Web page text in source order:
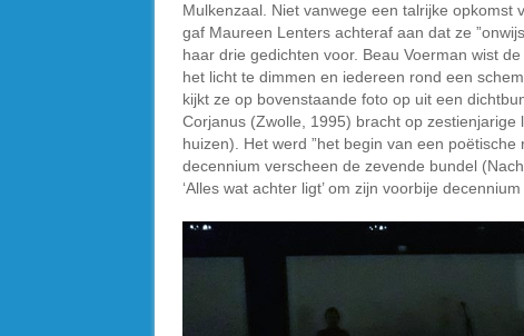
Mulkenzaal. Niet vanwege een talrijke opkomst
gaf Maureen Lenters achteraf aan dat ze
haar drie gedichten voor. Beau Voerman wist
het licht te dimmen en iedereen rond een
kijkt ze op bovenstaande foto op uit een
Corjanus (Zwolle, 1995) bracht op
huizen). Het werd ”het begin van een
decennium verscheen de zevende bundel
‘Alles wat achter ligt’ om zijn voorbije decennium